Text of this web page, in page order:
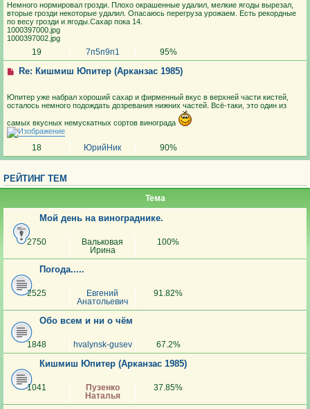
Немного нормировал грозди. Плохо окрашенные удалил, мелкие ягоды вырезал,
вторые грозди некоторые удалил. Опасаюсь перегруза урожаем. Есть рекордные
по весу грозди и ягоды.Сахар пока 14.
1000397000.jpg
1000397002.jpg
19 7п5п9п1 95%
Re: Кишмиш Юпитер (Арканзас 1985)
Юпитер уже набрал хороший сахар и фирменный вкус в верхней части кистей,
осталось немного подождать дозревания нижних частей. Всё-таки, это один из
самых вкусных немускатных сортов винограда
18 ЮрийНик 90%
РЕЙТИНГ ТЕМ
Тема
Мой день на винограднике.
2750
Вальковая
Ирина
100%
Погода.....
2525
Евгений
Анатольевич
91.82%
Обо всем и ни о чём
1848 hvalynsk-gusev 67.2%
Кишмиш Юпитер (Арканзас 1985)
1041
Пузенко
Наталья
37.85%